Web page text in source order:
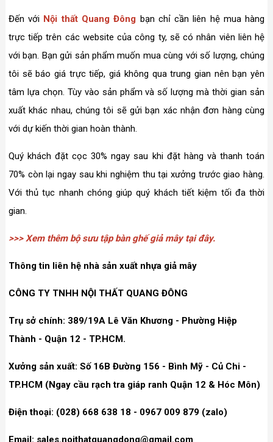
Đến với Nội thất Quang Đông bạn chỉ cần liên hệ mua hàng
trực tiếp trên các website của công ty, sẽ có nhân viên liên hệ
với bạn. Bạn gửi sản phẩm muốn mua cùng với số lượng, chúng
tôi sẽ báo giá trực tiếp, giá không qua trung gian nên bạn yên
tâm lựa chọn. Tùy vào sản phẩm và số lượng mà thời gian sản
xuất khác nhau, chúng tôi sẽ gửi bạn xác nhận đơn hàng cùng
với dự kiến thời gian hoàn thành.
Quý khách đặt cọc 30% ngay sau khi đặt hàng và thanh toán
70% còn lại ngay sau khi nghiệm thu tại xưởng trước giao hàng.
Với thủ tục nhanh chóng giúp quý khách tiết kiệm tối đa thời
gian.
>>> Xem thêm bộ sưu tập bàn ghế giả mây tại đây.
Thông tin liên hệ nhà sản xuất nhựa giả mây
CÔNG TY TNHH NỘI THẤT QUANG ĐÔNG
Trụ sở chính: 389/19A Lê Văn Khương - Phường Hiệp
Thành - Quận 12 - TP.HCM.
Xưởng sản xuất: Số 16B Đường 156 - Bình Mỹ - Củ Chi -
TP.HCM (Ngay cầu rạch tra giáp ranh Quận 12 & Hóc Môn)
Điện thoại: (028) 668 638 18 - 0967 009 879 (zalo)
Email: sales.noithatquangdong@gmail.com